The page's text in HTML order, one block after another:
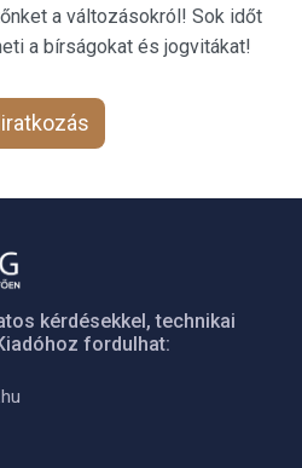
a változásokról! Sok időt
a bírságokat és jogvitákat!
kérdésekkel, technikai
fordulhat: